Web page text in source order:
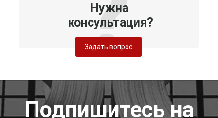
Нужна
консультация?
Задать вопрос
Подпишитесь на